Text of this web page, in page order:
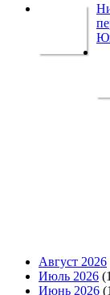
Август 2026
Июль 2026
Июнь 2026